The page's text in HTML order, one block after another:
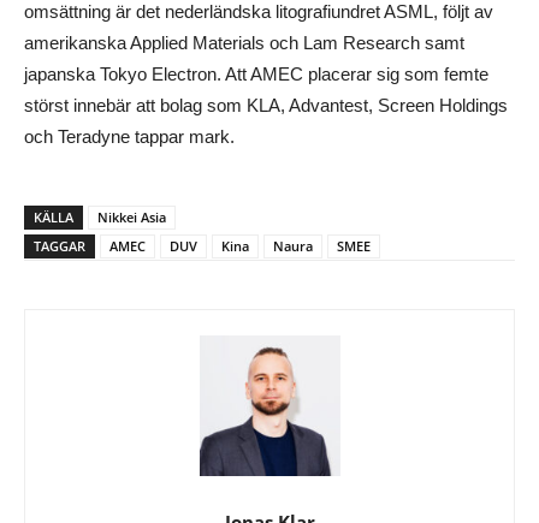
omsättning är det nederländska litografiundret ASML, följt av
amerikanska Applied Materials och Lam Research samt
japanska Tokyo Electron. Att AMEC placerar sig som femte
störst innebär att bolag som KLA, Advantest, Screen Holdings
och Teradyne tappar mark.
KÄLLA
Nikkei Asia
TAGGAR
AMEC DUV Kina Naura SMEE